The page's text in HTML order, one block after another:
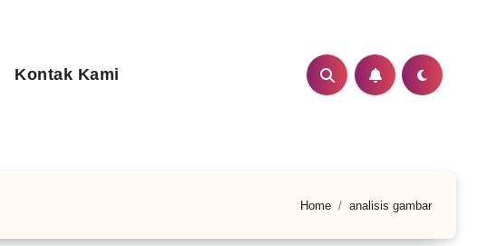
Kontak Kami
Home analisis gambar